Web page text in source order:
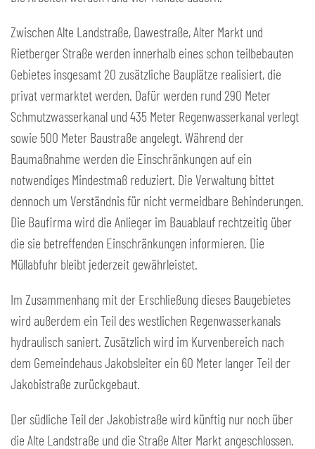
Zwischen Alte Landstraße, Dawestraße, Alter Markt und
Rietberger Straße werden innerhalb eines schon teilbebauten
Gebietes insgesamt 20 zusätzliche Bauplätze realisiert, die
privat vermarktet werden. Dafür werden rund 290 Meter
Schmutzwasserkanal und 435 Meter Regenwasserkanal verlegt
sowie 500 Meter Baustraße angelegt. Während der
Baumaßnahme werden die Einschränkungen auf ein
notwendiges Mindestmaß reduziert. Die Verwaltung bittet
dennoch um Verständnis für nicht vermeidbare Behinderungen.
Die Baufirma wird die Anlieger im Bauablauf rechtzeitig über
die sie betreffenden Einschränkungen informieren. Die
Müllabfuhr bleibt jederzeit gewährleistet.
Im Zusammenhang mit der Erschließung dieses Baugebietes
wird außerdem ein Teil des westlichen Regenwasserkanals
hydraulisch saniert. Zusätzlich wird im Kurvenbereich nach
dem Gemeindehaus Jakobsleiter ein 60 Meter langer Teil der
Jakobistraße zurückgebaut.
Der südliche Teil der Jakobistraße wird künftig nur noch über
die Alte Landstraße und die Straße Alter Markt angeschlossen.